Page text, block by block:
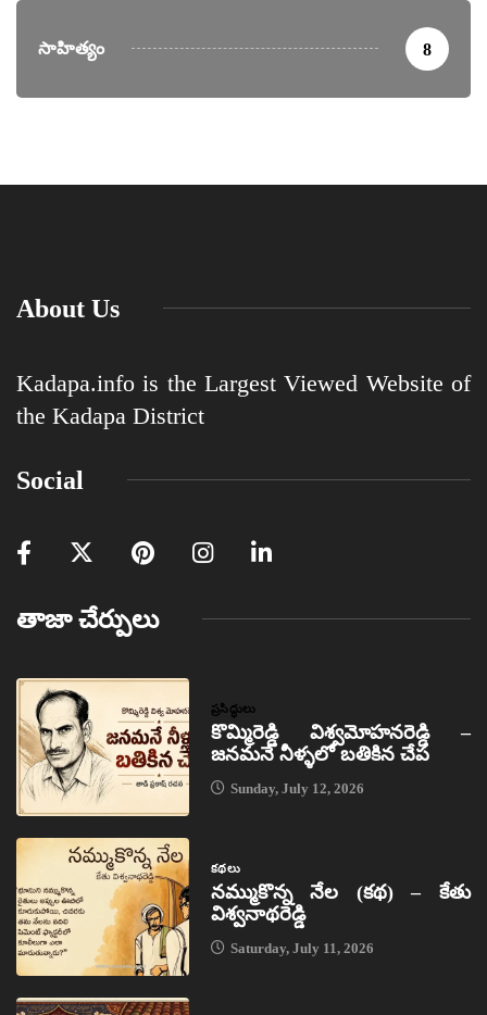
సాహిత్యం 8
About Us
Kadapa.info is the Largest Viewed Website of
the Kadapa District
Social
తాజా చేర్పులు
ప్రసిద్ధులు
కొమ్మిరెడ్డి విశ్వమోహనరెడ్డి –
జనమనే నీళ్ళలో బతికిన చేప
Sunday, July 12, 2026
కథలు
నమ్ముకొన్న నేల (కథ) – కేతు
విశ్వనాథరెడ్డి
Saturday, July 11, 2026